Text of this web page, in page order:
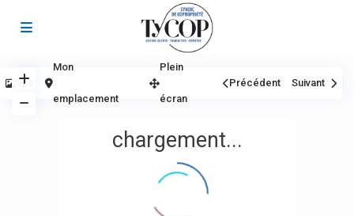
chargement...
Vue
Mon
emplacement
Plein
écran
Précédent Suivant